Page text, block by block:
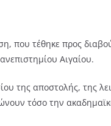
που τέθηκε προς
Αιγαίου.
της αποστολής, της
τόσο την